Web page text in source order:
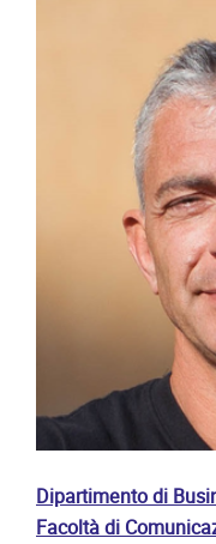
Dipartimento di
Facoltà di